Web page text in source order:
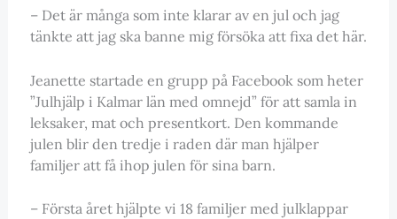
– Det är många som inte klarar av en jul och jag
tänkte att jag ska banne mig försöka att fixa det här.
Jeanette startade en grupp på Facebook som heter
”Julhjälp i Kalmar län med omnejd” för att samla in
leksaker, mat och presentkort. Den kommande
julen blir den tredje i raden där man hjälper
familjer att få ihop julen för sina barn.
– Första året hjälpte vi 18 familjer med julklappar